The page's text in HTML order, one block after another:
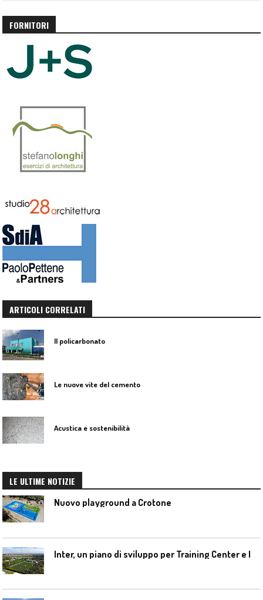
FORNITORI
ARTICOLI CORRELATI
Il policarbonato
Le nuove vite del cemento
Acustica e sostenibilità
LE ULTIME NOTIZIE
Nuovo playground a Crotone